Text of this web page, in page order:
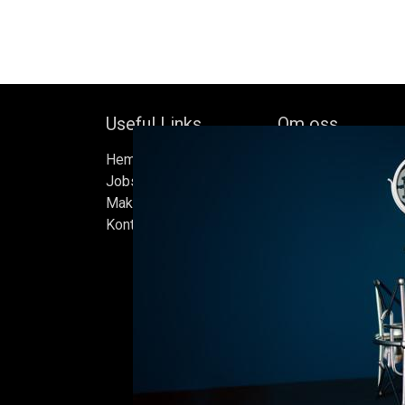
Useful Links
Hem
Jobs
Make Good
Kontakta oss
Om oss
Bock's Corner
oberoende
av Bock Brewery,
Efter nästan trettio
bryggde vi den
2015, som har blivit
Ölen bryggs i små
sats måste uppfylla
standarder vi
endast det bästa är